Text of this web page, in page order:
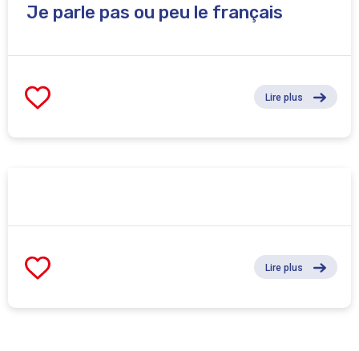
Je parle pas ou peu le français
Lire plus
Lire plus